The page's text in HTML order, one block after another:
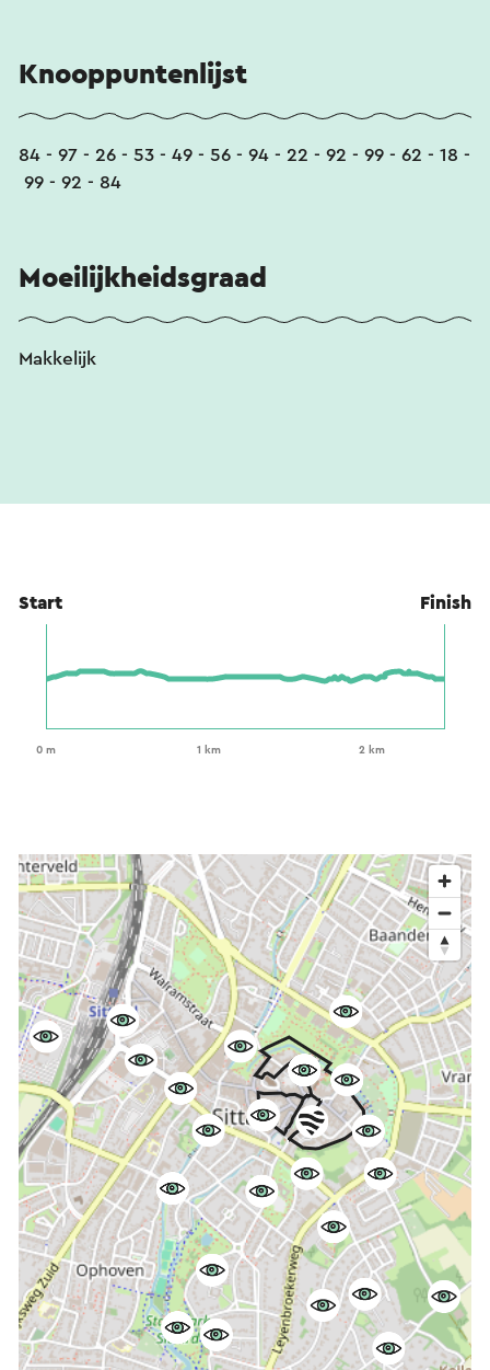
Knooppuntenlijst
84 - 97 - 26 - 53 - 49 - 56 - 94 - 22 - 92 - 99 - 62 - 18 -
99 - 92 - 84
Moeilijkheidsgraad
Makkelijk
Start Finish